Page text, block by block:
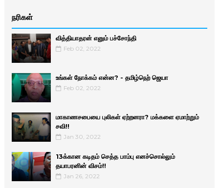
நரிகள்
வித்தியாதரன் எனும் பச்சோந்தி
Feb 02, 2022
உங்கள் நோக்கம் என்ன? - தமிழ்நெற் ஜெயா
Feb 02, 2022
மாகாணசபையை புலிகள் ஏற்றனரா? மக்களை ஏமாற்றும்
சவி!!
Jan 30, 2022
13க்கான கடிதம் செத்த பாம்பு எனச்சொல்லும்
தயாபரனின் விசம்!!
Jan 26, 2022